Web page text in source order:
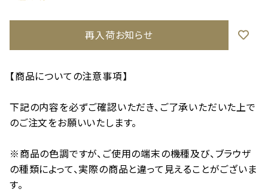
再入荷お知らせ
【商品についての注意事項】
下記の内容を必ずご確認いただき、ご了承いただいた上で
のご注文をお願いいたします。
※商品の色調ですが、ご使用の端末の機種及び、ブラウザ
の種類によって、実際の商品と違って見えることがございま
す。